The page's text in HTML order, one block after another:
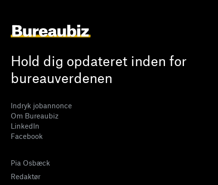
Hold dig opdateret inden for
bureauverdenen
Indryk jobannonce
Om Bureaubiz
LinkedIn
Facebook
Pia Osbæck
Redaktør